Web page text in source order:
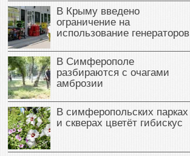
В Крыму введено
ограничение на
использование генераторов
В Симферополе
разбираются с очагами
амброзии
В симферопольских парках
и скверах цветёт гибискус